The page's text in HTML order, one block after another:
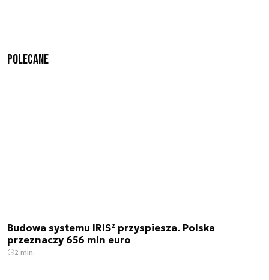
Polecane
Budowa systemu IRIS² przyspiesza. Polska
przeznaczy 656 mln euro
2 min.